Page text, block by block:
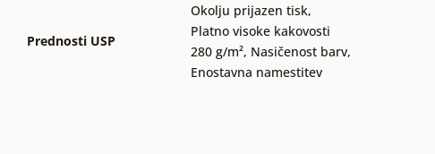
Prednosti USP
Okolju prijazen tisk,
Platno visoke kakovosti
280 g/m², Nasičenost barv,
Enostavna namestitev